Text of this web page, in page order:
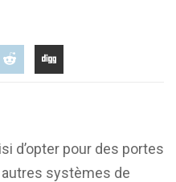
d’opter pour des portes
systèmes de